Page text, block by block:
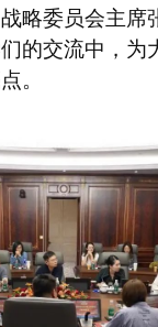
略委员会主席
的交流中，为
。